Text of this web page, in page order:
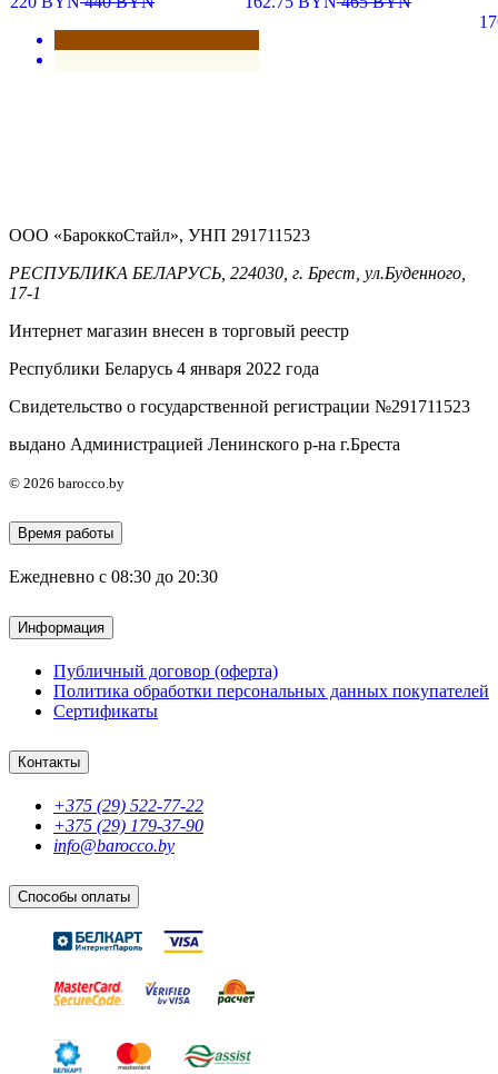
ООО «БароккоСтайл», УНП 291711523
РЕСПУБЛИКА БЕЛАРУСЬ, 224030, г. Брест, ул.Буденного,
17-1
Интернет магазин внесен в торговый реестр
Республики Беларусь 4 января 2022 года
Свидетельство о государственной регистрации №291711523
выдано Администрацией Ленинского р-на г.Бреста
© 2026 barocco.by
Время работы
Ежедневно с 08:30 до 20:30
Информация
Публичный договор (оферта)
Политика обработки персональных данных покупателей
Сертификаты
Контакты
+375 (29) 522-77-22
+375 (29) 179-37-90
info@barocco.by
Способы оплаты